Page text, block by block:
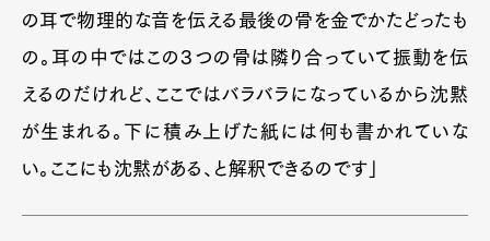
の耳で物理的な音を伝える最後の骨を金でかたどったも
の。耳の中ではこの３つの骨は隣り合っていて振動を伝
えるのだけれど、ここではバラバラになっているから沈黙
が生まれる。下に積み上げた紙には何も書かれていな
い。ここにも沈黙がある、と解釈できるのです」